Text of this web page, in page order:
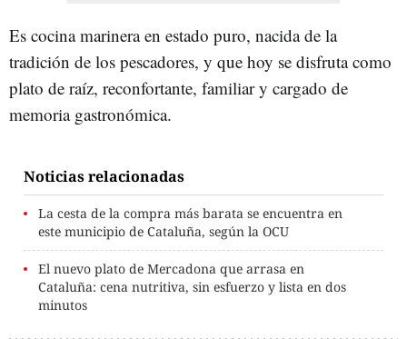
Es cocina marinera en estado puro, nacida de la
tradición de los pescadores, y que hoy se disfruta como
plato de raíz, reconfortante, familiar y cargado de
memoria gastronómica.
Noticias relacionadas
La cesta de la compra más barata se encuentra en
este municipio de Cataluña, según la OCU
El nuevo plato de Mercadona que arrasa en
Cataluña: cena nutritiva, sin esfuerzo y lista en dos
minutos